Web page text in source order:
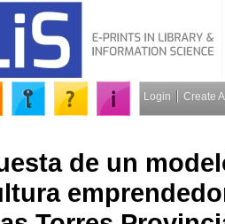
Login Create
de un